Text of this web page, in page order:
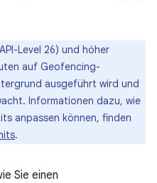
Level 26) und höher
auf Geofencing-
ausgeführt wird und
Informationen dazu, wie
anpassen können, finden
.
Sie einen